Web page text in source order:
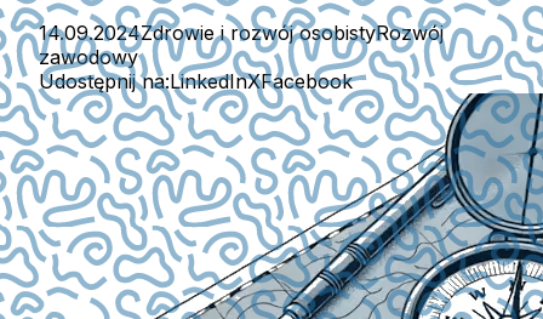
14.09.2024Zdrowie i rozwój osobistyRozwój
zawodowy
Udostępnij na:LinkedInXFacebook